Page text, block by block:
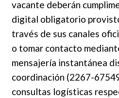
vacante deberán
digital obligatorio
través de sus canales
o tomar contacto
mensajería instantánea
coordinación (2267-
consultas logísticas